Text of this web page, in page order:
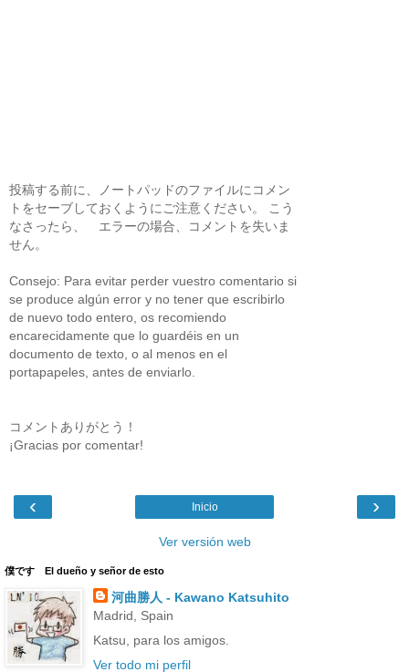
投稿する前に、ノートパッドのファイルにコメン
トをセーブしておくようにご注意ください。 こう
なさったら、 エラーの場合、コメントを失いま
せん。
Consejo: Para evitar perder vuestro comentario si
se produce algún error y no tener que escribirlo
de nuevo todo entero, os recomiendo
encarecidamente que lo guardéis en un
documento de texto, o al menos en el
portapapeles, antes de enviarlo.
コメントありがとう！
¡Gracias por comentar!
‹ ›
Inicio
Ver versión web
僕です El dueño y señor de esto
河曲勝人 - Kawano Katsuhito
Madrid, Spain
Katsu, para los amigos.
Ver todo mi perfil